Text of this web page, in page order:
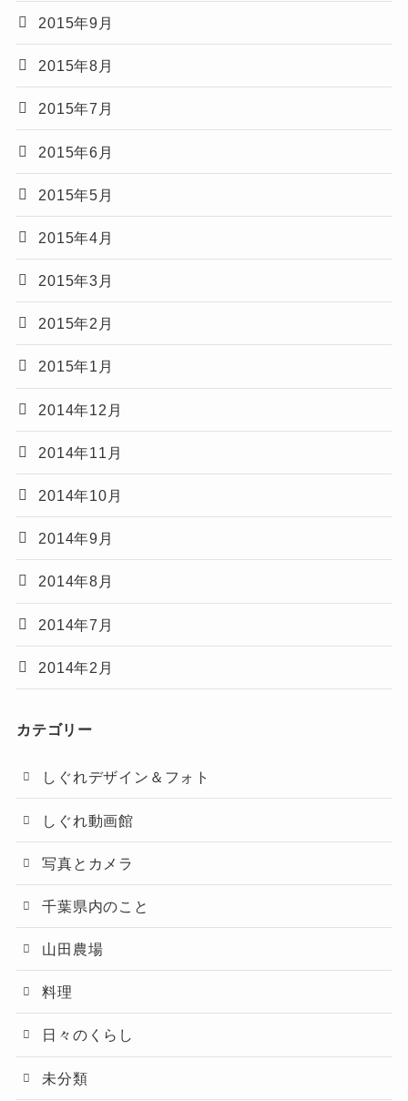
2015年9月
2015年8月
2015年7月
2015年6月
2015年5月
2015年4月
2015年3月
2015年2月
2015年1月
2014年12月
2014年11月
2014年10月
2014年9月
2014年8月
2014年7月
2014年2月
カテゴリー
しぐれデザイン＆フォト
しぐれ動画館
写真とカメラ
千葉県内のこと
山田農場
料理
日々のくらし
未分類